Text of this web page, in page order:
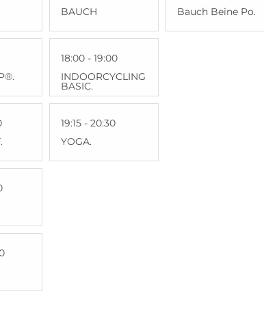
BAUCH
18:00 - 19:00
INDOORCYCLING
BASIC.
19:15 - 20:30
YOGA.
Bauch Beine Po.